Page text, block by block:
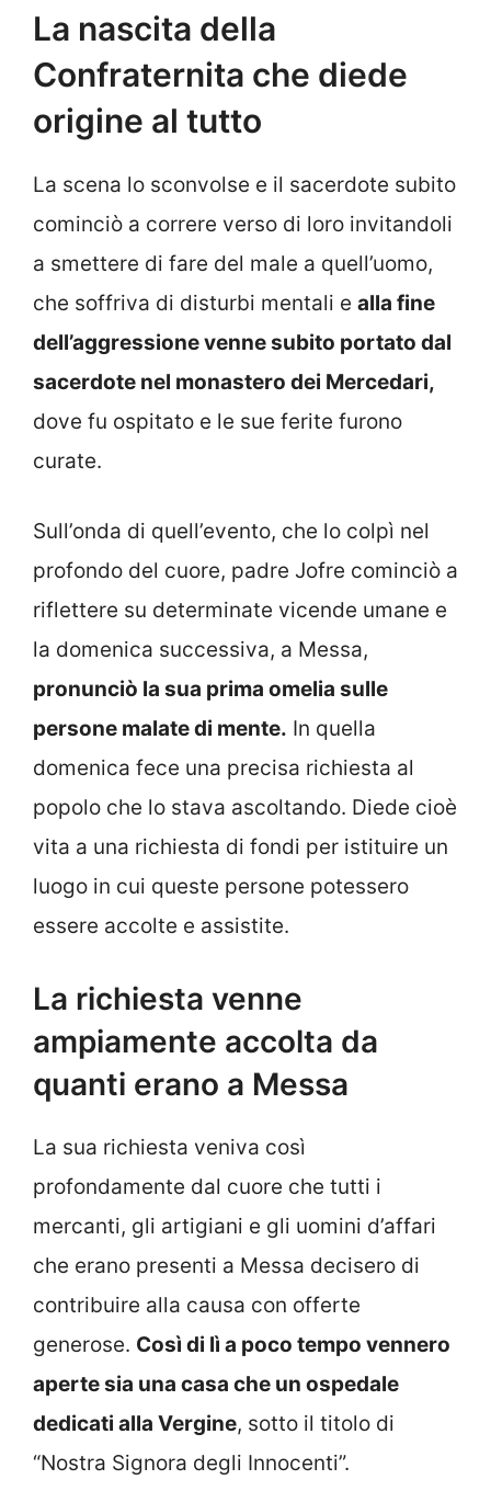
La nascita della
Confraternita che diede
origine al tutto
La scena lo sconvolse e il sacerdote subito
cominciò a correre verso di loro invitandoli
a smettere di fare del male a quell’uomo,
che soffriva di disturbi mentali e alla fine
dell’aggressione venne subito portato dal
sacerdote nel monastero dei Mercedari,
dove fu ospitato e le sue ferite furono
curate.
Sull’onda di quell’evento, che lo colpì nel
profondo del cuore, padre Jofre cominciò a
riflettere su determinate vicende umane e
la domenica successiva, a Messa,
pronunciò la sua prima omelia sulle
persone malate di mente. In quella
domenica fece una precisa richiesta al
popolo che lo stava ascoltando. Diede cioè
vita a una richiesta di fondi per istituire un
luogo in cui queste persone potessero
essere accolte e assistite.
La richiesta venne
ampiamente accolta da
quanti erano a Messa
La sua richiesta veniva così
profondamente dal cuore che tutti i
mercanti, gli artigiani e gli uomini d’affari
che erano presenti a Messa decisero di
contribuire alla causa con offerte
generose. Così di lì a poco tempo vennero
aperte sia una casa che un ospedale
dedicati alla Vergine, sotto il titolo di
“Nostra Signora degli Innocenti”.